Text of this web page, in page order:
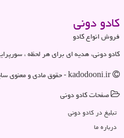
كادو دونی
فروش انواع کادو
کادو دونی، هدیه ای برای هر لحظه ،
صفحات كادو دونی
تبلیغ در كادو دونی
درباره ما